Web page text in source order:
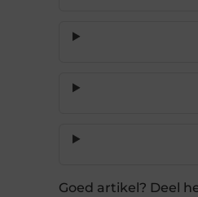
Goed artikel? Deel